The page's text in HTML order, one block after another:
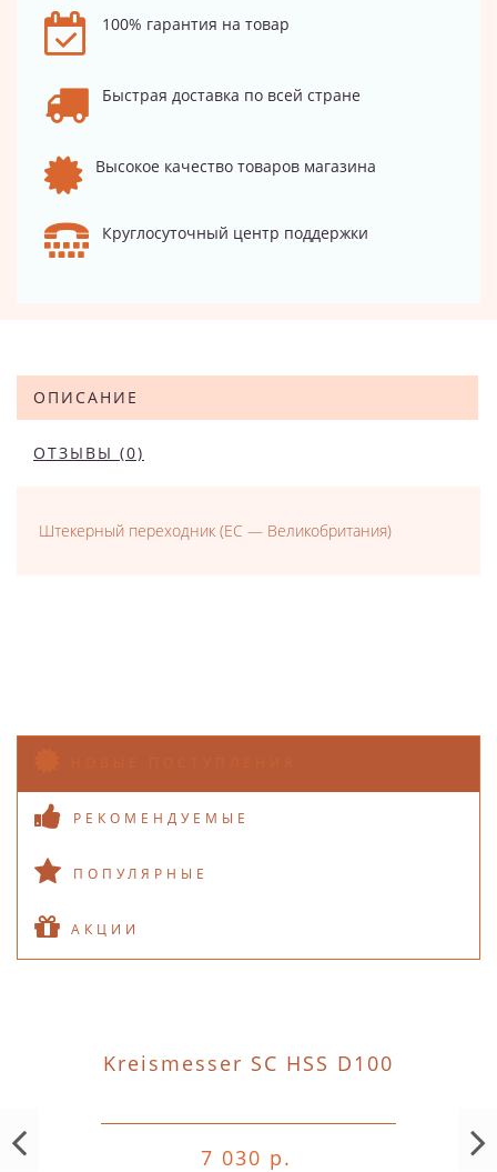
100% гарантия на товар
Быстрая доставка по всей стране
Высокое качество товаров магазина
Круглосуточный центр поддержки
ОПИСАНИЕ
ОТЗЫВЫ (0)
Штекерный переходник (ЕС — Великобритания)
РЕКОМЕНДУЕМЫЕ
ПОПУЛЯРНЫЕ
АКЦИИ
Kreismesser SC HSS D100
7 030 р.